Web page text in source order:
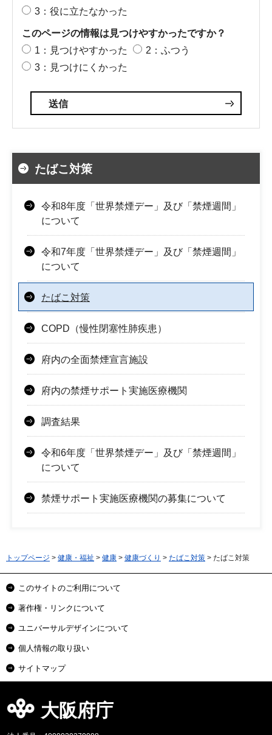
3：役に立たなかった
このページの情報は見つけやすかったですか？
1：見つけやすかった
2：ふつう
3：見つけにくかった
たばこ対策
令和8年度「世界禁煙デー」及び「禁煙週間」
について
令和7年度「世界禁煙デー」及び「禁煙週間」
について
たばこ対策
COPD（慢性閉塞性肺疾患）
府内の全面禁煙宣言施設
府内の禁煙サポート実施医療機関
調査結果
令和6年度「世界禁煙デー」及び「禁煙週間」
について
禁煙サポート実施医療機関の募集について
トップページ > 健康・福祉 > 健康 > 健康づくり > たばこ対策 > たばこ対策
このサイトのご利用について
著作権・リンクについて
ユニバーサルデザインについて
個人情報の取り扱い
サイトマップ
大阪府庁